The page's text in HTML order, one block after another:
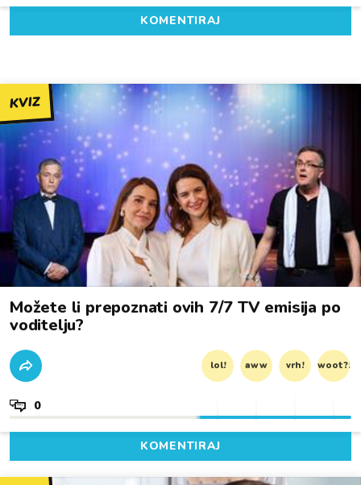
KOMENTIRAJ
KVIZ
Možete li prepoznati ovih 7/7 TV emisija po
voditelju?
lol! aww vrh! woot?!
0
KOMENTIRAJ